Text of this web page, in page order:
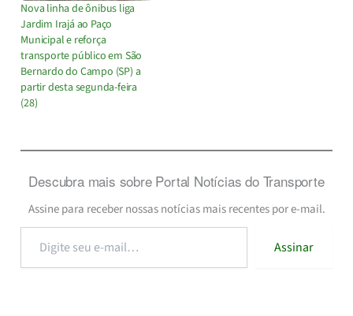
Nova linha de ônibus liga
Jardim Irajá ao Paço
Municipal e reforça
transporte público em São
Bernardo do Campo (SP) a
partir desta segunda-feira
(28)
Descubra mais sobre Portal Notícias do Transporte
Assine para receber nossas notícias mais recentes por e-mail.
e-
Assinar